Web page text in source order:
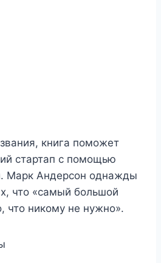
книга поможет
стартап с помощью
Марк Андерсон однажды
что «самый большой
что никому не нужно».